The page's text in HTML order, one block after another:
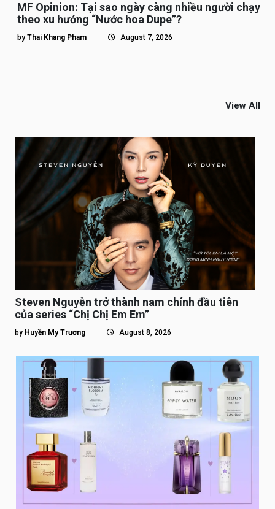
MF Opinion: Tại sao ngày càng nhiều người chạy
theo xu hướng “Nước hoa Dupe”?
by Thai Khang Pham August 7, 2026
View All
Steven Nguyễn trở thành nam chính đầu tiên
của series “Chị Chị Em Em”
by Huyền My Trương August 8, 2026